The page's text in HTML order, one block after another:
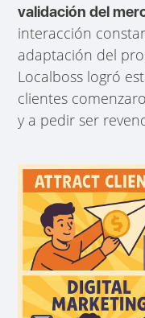
validación del
interacción
adaptación del
Localboss logró
clientes
y a pedir ser